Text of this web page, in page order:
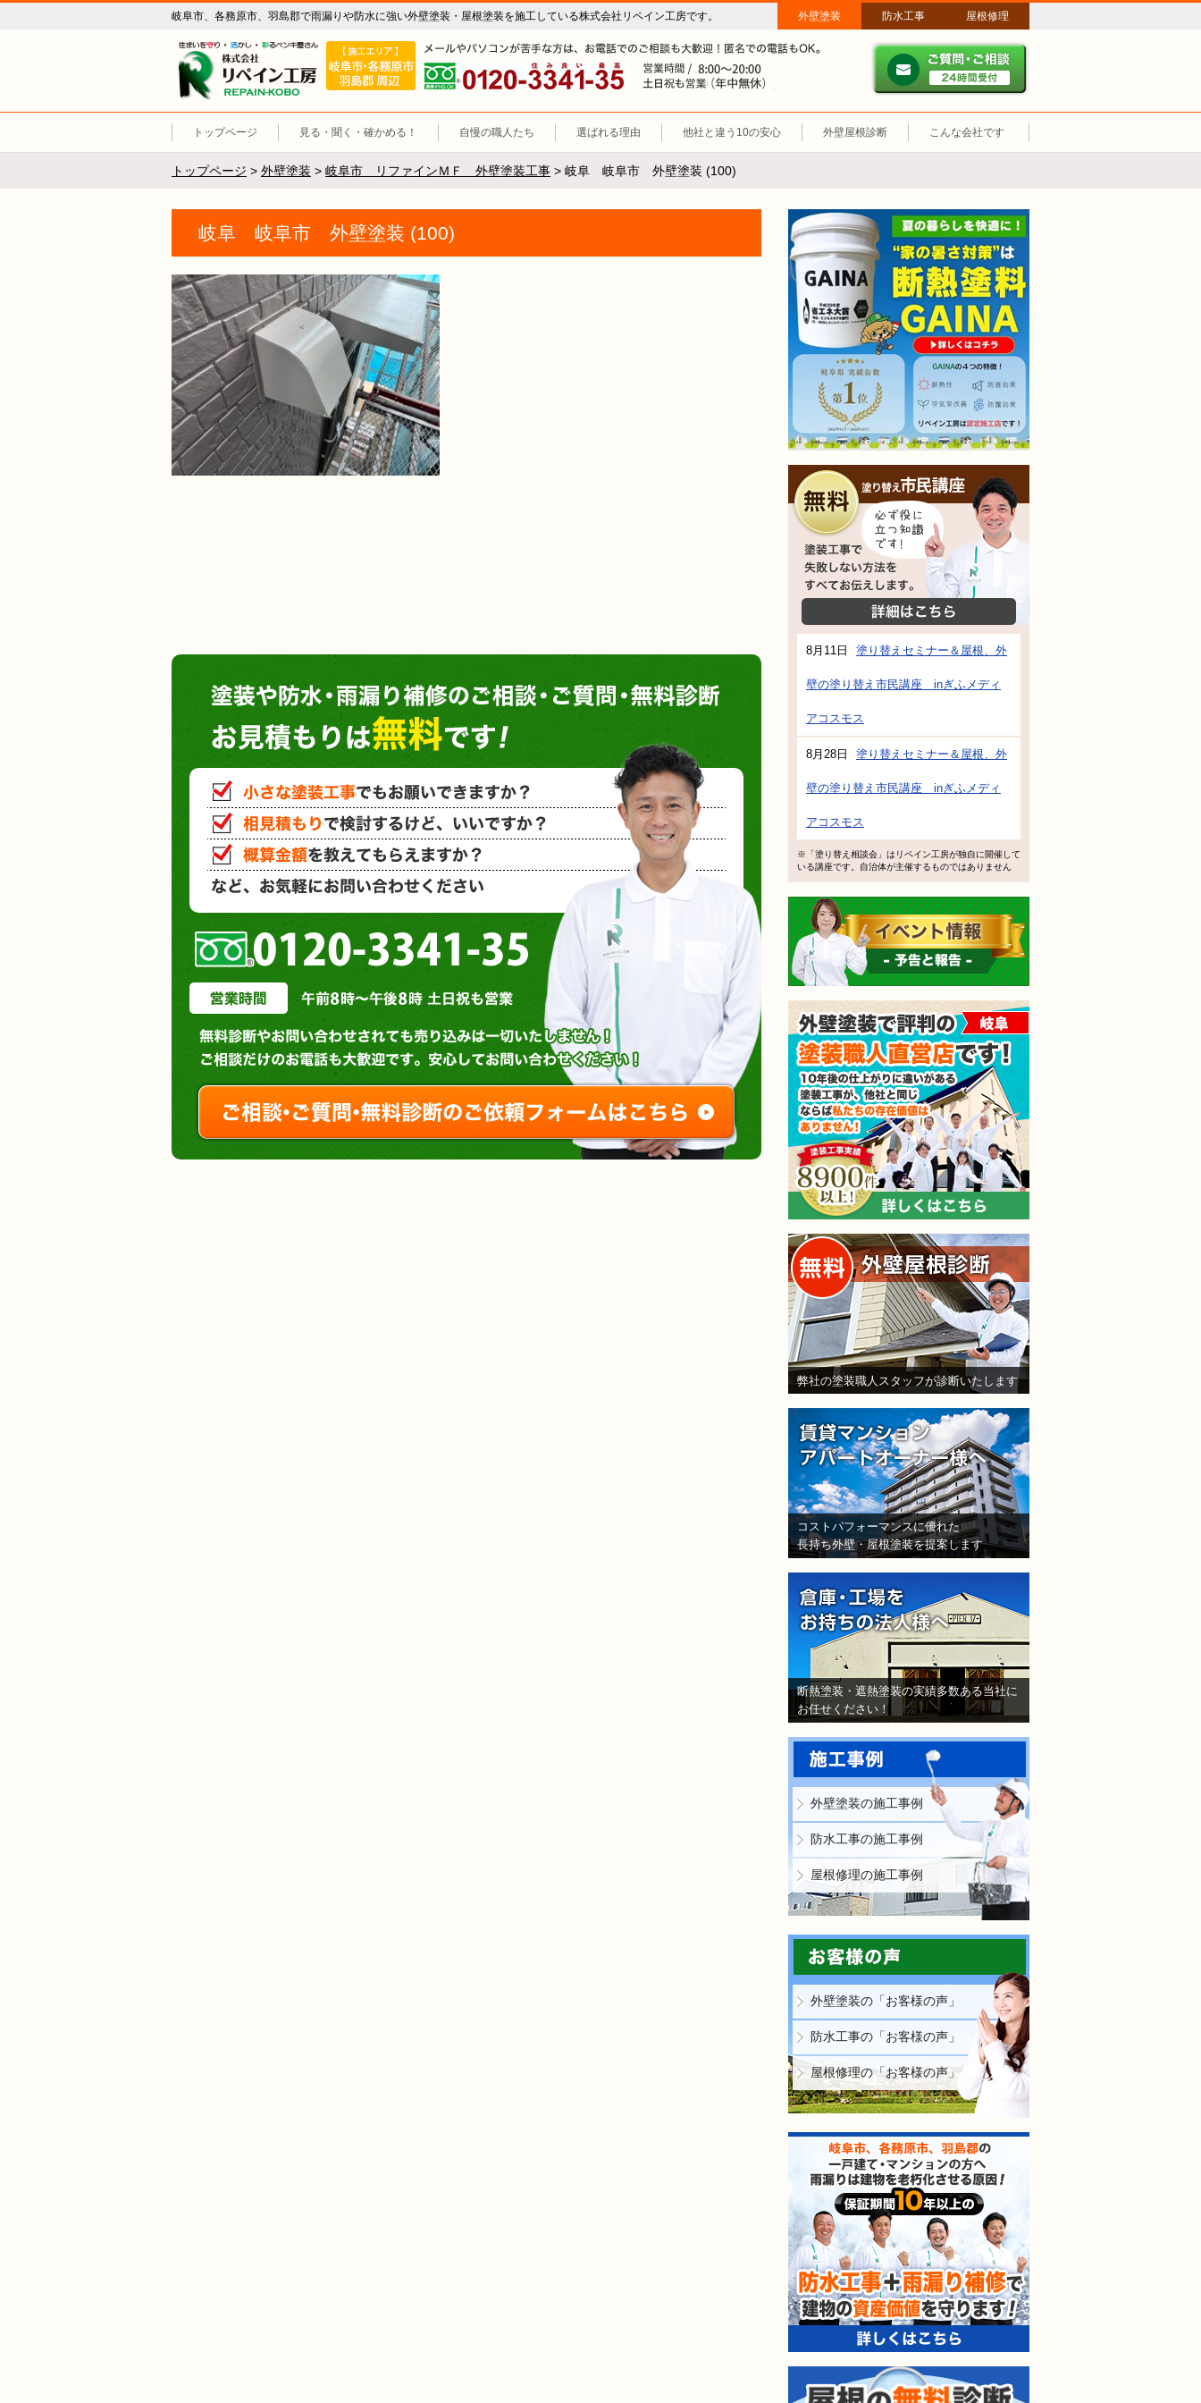
岐阜市、各務原市、羽島郡で雨漏りや防水に強い外壁塗装・屋根塗装を施工している株式会社リペイン工房です。 外壁塗装 防水工事 屋根修理
リペイン工房（外壁塗装・屋根塗装・雨漏り修理・防水工事）
施工エリア 岐阜市、各務原市、羽島郡。
メールやパソコンが苦手な方は、お電話でのご相談も大歓迎！匿名での
0120-3341-35
営業時間：午前8時～午後8時 年中無休、土日祝も営業しています。
トップページ 見る・聞く・確かめる！ 自慢の職人たち 選ばれる理由 他社と違う10の安心 外壁屋根診断 こんな会社です
トップページ > 外壁塗装 > 岐阜市 リファインＭＦ 外壁塗装工事 > 岐阜 岐阜市 外壁塗装 (100)
岐阜 岐阜市 外壁塗装 (100)
塗装工事で失敗しない方法をすべてお伝え
8月11日 塗り替えセミナー＆屋根、外
壁の塗り替え市民講座 inぎふメディ
アコスモス
8月28日 塗り替えセミナー＆屋根、外
壁の塗り替え市民講座 inぎふメディ
アコスモス
※「塗り替え相談会」はリペイン工房が独自に開催して
いる講座です。自治体が主催するものではありません
弊社の塗装職人スタッフが診断いたします
コストパフォーマンスに優れた
長持ち外壁・屋根塗装を提案します
断熱塗装・遮熱塗装の実績多数ある当社に
お任せください！
外壁塗装の施工事例
防水工事の施工事例
屋根修理の施工事例
外壁塗装の「お客様の声」
防水工事の「お客様の声」
屋根修理の「お客様の声」
塗装や防水・雨漏り補修のご相談・ご質問・無
小さな塗装工事でもお願いできますか？
相見積もりで検討するけど、いいですか？
概算金額を教えてもらえますか？
など、お気軽にお問い合わせください。
0120-3341-35
営業時間 : 午前8時～午後8時 土日祝も営業
無料診断やお問い合わせされても売り込みは一切いたしません！ ご相談だけのお電話
ご相談・ご質問・無料診断のご依頼フォームはこちら